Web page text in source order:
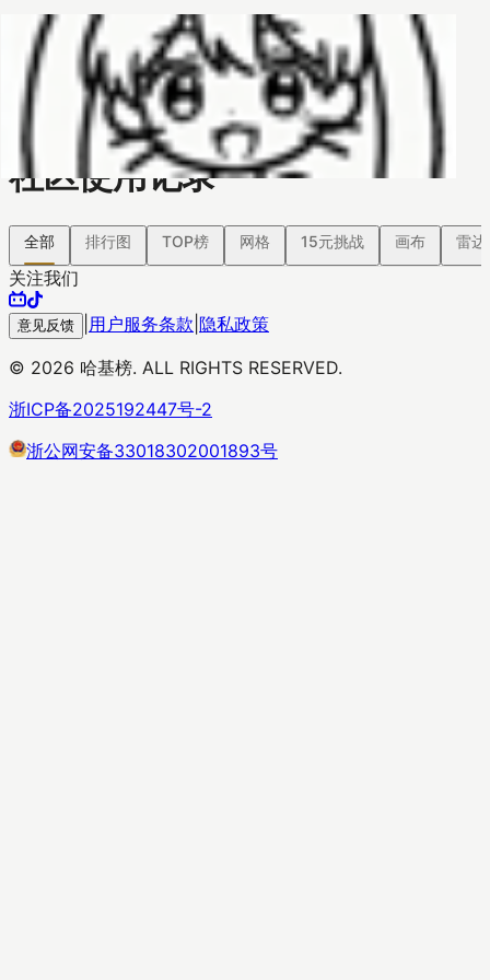
哈基榜
搜索
创建模板
返回模版
社区使用记录
全部 排行图 TOP榜 网格 15元挑战 画布 雷达
关注我们
意见反馈 用户服务条款 隐私政策
© 2026 哈基榜. ALL RIGHTS RESERVED.
浙ICP备2025192447号-2
浙公网安备33018302001893号